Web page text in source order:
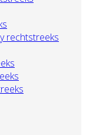
rechtstreeks